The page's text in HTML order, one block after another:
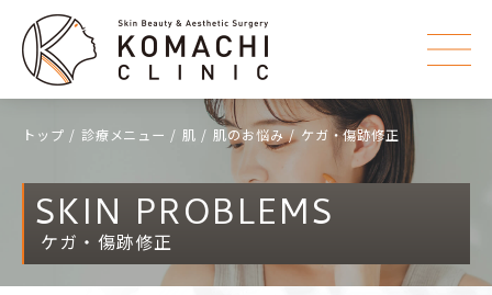
トップ 診療メニュー 肌 肌のお悩み ケガ・傷跡修正
SKIN PROBLEMS
ケガ・傷跡修正